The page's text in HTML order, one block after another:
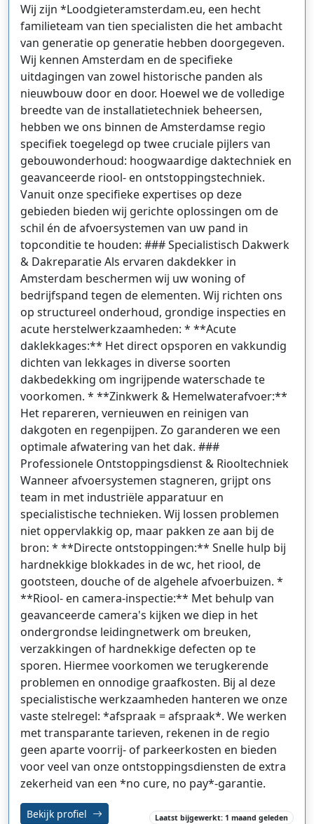
Wij zijn *Loodgieteramsterdam.eu, een hecht
familieteam van tien specialisten die het ambacht
van generatie op generatie hebben doorgegeven.
Wij kennen Amsterdam en de specifieke
uitdagingen van zowel historische panden als
nieuwbouw door en door. Hoewel we de volledige
breedte van de installatietechniek beheersen,
hebben we ons binnen de Amsterdamse regio
specifiek toegelegd op twee cruciale pijlers van
gebouwonderhoud: hoogwaardige daktechniek en
geavanceerde riool- en ontstoppingstechniek.
Vanuit onze specifieke expertises op deze
gebieden bieden wij gerichte oplossingen om de
schil én de afvoersystemen van uw pand in
topconditie te houden: ### Specialistisch Dakwerk
& Dakreparatie Als ervaren dakdekker in
Amsterdam beschermen wij uw woning of
bedrijfspand tegen de elementen. Wij richten ons
op structureel onderhoud, grondige inspecties en
acute herstelwerkzaamheden: * **Acute
daklekkages:** Het direct opsporen en vakkundig
dichten van lekkages in diverse soorten
dakbedekking om ingrijpende waterschade te
voorkomen. * **Zinkwerk & Hemelwaterafvoer:**
Het repareren, vernieuwen en reinigen van
dakgoten en regenpijpen. Zo garanderen we een
optimale afwatering van het dak. ###
Professionele Ontstoppingsdienst & Riooltechniek
Wanneer afvoersystemen stagneren, grijpt ons
team in met industriële apparatuur en
specialistische technieken. Wij lossen problemen
niet oppervlakkig op, maar pakken ze aan bij de
bron: * **Directe ontstoppingen:** Snelle hulp bij
hardnekkige blokkades in de wc, het riool, de
gootsteen, douche of de algehele afvoerbuizen. *
**Riool- en camera-inspectie:** Met behulp van
geavanceerde camera's kijken we diep in het
ondergrondse leidingnetwerk om breuken,
verzakkingen of hardnekkige defecten op te
sporen. Hiermee voorkomen we terugkerende
problemen en onnodige graafkosten. Bij al deze
specialistische werkzaamheden hanteren we onze
vaste stelregel: *afspraak = afspraak*. We werken
met transparante tarieven, rekenen in de regio
geen aparte voorrij- of parkeerkosten en bieden
voor veel van onze ontstoppingsdiensten de extra
zekerheid van een *no cure, no pay*-garantie.
Bekijk profiel Laatst bijgewerkt: 1 maand geleden